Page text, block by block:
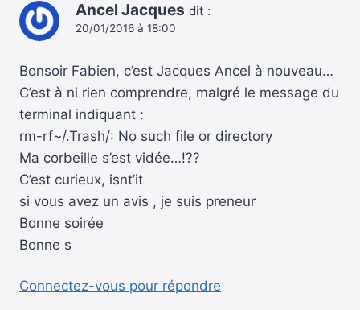
Ancel Jacques dit :
20/01/2016 à 18:00
Bonsoir Fabien, c’est Jacques Ancel à nouveau…
C’est à ni rien comprendre, malgré le message du
terminal indiquant :
rm-rf~/.Trash/: No such file or directory
Ma corbeille s’est vidée…!??
C’est curieux, isnt’it
si vous avez un avis , je suis preneur
Bonne soirée
Bonne s
Connectez-vous pour répondre